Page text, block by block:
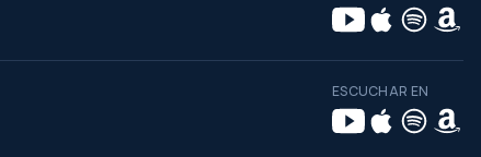
ESCUCHAR EN